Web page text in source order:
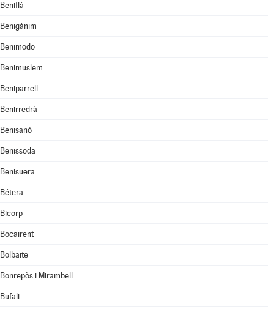
Beniflá
Benigánim
Benimodo
Benimuslem
Beniparrell
Benirredrà
Benisanó
Benissoda
Benisuera
Bétera
Bicorp
Bocairent
Bolbaite
Bonrepòs i Mirambell
Bufali